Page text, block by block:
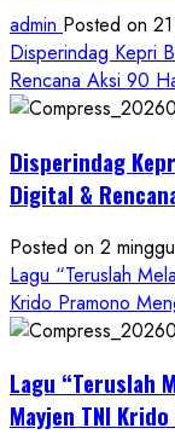
admin Posted on
Disperindag Kepri
Rencana Aksi 90
Disperindag
Digital &
Posted on 2
Lagu “Teruslah
Krido Pramono
Lagu “Teruslah
Mayjen TNI